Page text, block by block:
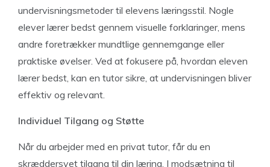
undervisningsmetoder til elevens læringsstil. Nogle
elever lærer bedst gennem visuelle forklaringer, mens
andre foretrækker mundtlige gennemgange eller
praktiske øvelser. Ved at fokusere på, hvordan eleven
lærer bedst, kan en tutor sikre, at undervisningen bliver
effektiv og relevant.
Individuel Tilgang og Støtte
Når du arbejder med en privat tutor, får du en
skræddersyet tilgang til din læring. I modsætning til